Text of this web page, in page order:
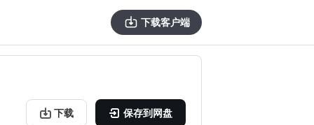
下载客户端
下载 保存到网盘